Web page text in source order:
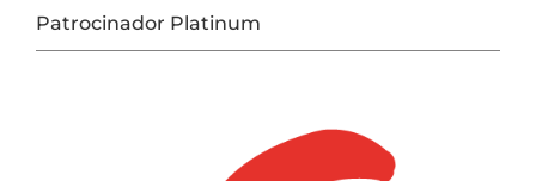
Patrocinador Platinum